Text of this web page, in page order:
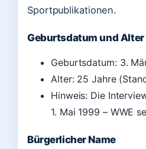
Sportpublikationen.
Geburtsdatum und Alter
Geburtsdatum: 3.
Alter: 25 Jahre
Hinweis: Die
1. Mai 1999 – WWE
Bürgerlicher Name